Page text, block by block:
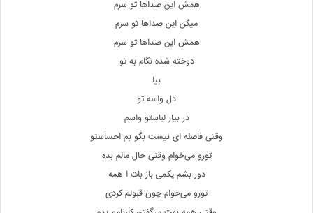
همش این صداها تو سرم
میگن این صداها تو سرم
همش این صداها تو سرم
دوخته شده نگام به تو
بیا
دل واسه تو
در بیار لباستو واسم
وقتی‌ فاصله ای نیست بگو بم احساستو
تورو می‌خوام وقتی‌ حال مالم بده
دور بشم یکمی باز بات ا همه
تورو می‌خوام چون قبولم کردی